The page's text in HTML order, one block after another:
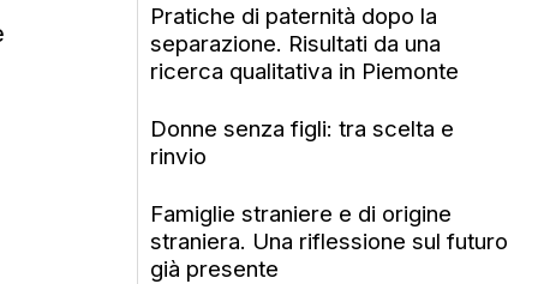
Pratiche di paternità dopo la
separazione. Risultati da una
ricerca qualitativa in Piemonte
Donne senza figli: tra scelta e
rinvio
Famiglie straniere e di origine
straniera. Una riflessione sul futuro
già presente